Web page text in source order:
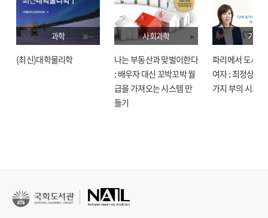
과학
(최신)대학물리학
사회과학
나는 부동산과 맞벌이한다
: 배우자 대신 꼬박꼬박 월
급을 가져오는 시스템 만
들기
기술
파리에서 도시락
여자 : 최정상으
가지 부의 시크릿